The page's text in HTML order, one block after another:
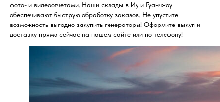
фото- и видеоотчетами. Наши склады в Иу и Гуанчжоу
обеспечивают быструю обработку заказов. Не упустите
возможность выгодно закупить генераторы! Оформите выкуп и
доставку прямо сейчас на нашем сайте или по телефону!